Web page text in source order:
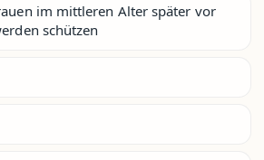
im mittleren Alter später vor
schützen